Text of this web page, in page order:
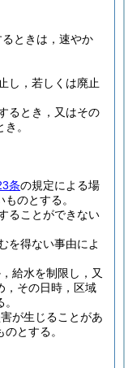
ときは，速やか
し，若しくは廃止
るとき，又はその
。
条の規定による場
のとする。
ることができない
を得ない事由によ
給水を制限し，又
，その日時，区域
が生じることがあ
とする。